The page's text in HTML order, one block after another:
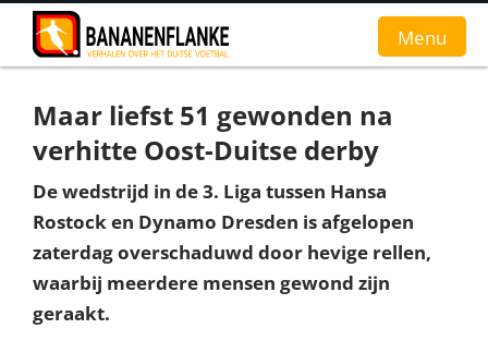
Home
Nieuws
Interviews
Groundhopverhalen
De fans
Menu
Maar liefst 51 gewonden na
verhitte Oost-Duitse derby
De wedstrijd in de 3. Liga tussen Hansa
Rostock en Dynamo Dresden is afgelopen
zaterdag overschaduwd door hevige rellen,
waarbij meerdere mensen gewond zijn
geraakt.